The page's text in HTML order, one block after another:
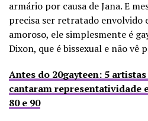
armário por causa de Jana. E
precisa ser retratado envolvido
amoroso, ele simplesmente é
Dixon, que é bissexual e não vê
Antes do 20gayteen: 5
cantaram representatividade
80 e 90